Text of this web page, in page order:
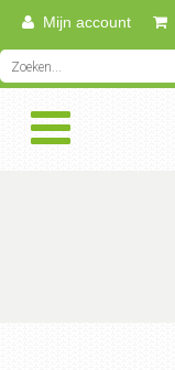
Mijn account